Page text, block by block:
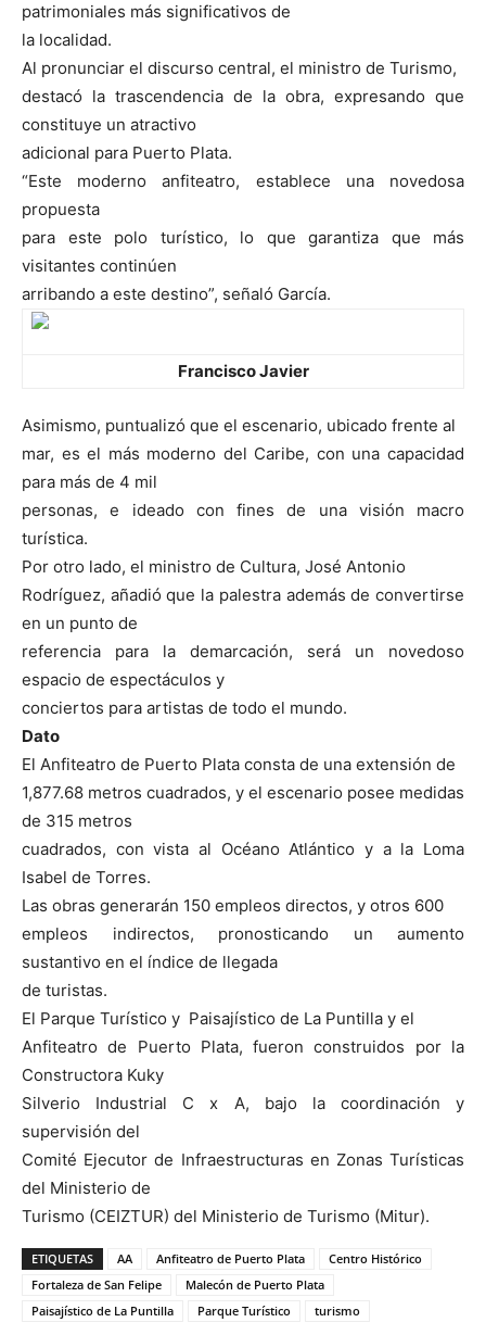
patrimoniales más significativos de
la localidad.
Al pronunciar el discurso central, el ministro de Turismo,
destacó la trascendencia de la obra, expresando que
constituye un atractivo
adicional para Puerto Plata.
“Este moderno anfiteatro, establece una novedosa
propuesta
para este polo turístico, lo que garantiza que más
visitantes continúen
arribando a este destino”, señaló García.
Francisco Javier
Asimismo, puntualizó que el escenario, ubicado frente al
mar, es el más moderno del Caribe, con una capacidad
para más de 4 mil
personas, e ideado con fines de una visión macro
turística.
Por otro lado, el ministro de Cultura, José Antonio
Rodríguez, añadió que la palestra además de convertirse
en un punto de
referencia para la demarcación, será un novedoso
espacio de espectáculos y
conciertos para artistas de todo el mundo.
Dato
El Anfiteatro de Puerto Plata consta de una extensión de
1,877.68 metros cuadrados, y el escenario posee medidas
de 315 metros
cuadrados, con vista al Océano Atlántico y a la Loma
Isabel de Torres.
Las obras generarán 150 empleos directos, y otros 600
empleos indirectos, pronosticando un aumento
sustantivo en el índice de llegada
de turistas.
El Parque Turístico y Paisajístico de La Puntilla y el
Anfiteatro de Puerto Plata, fueron construidos por la
Constructora Kuky
Silverio Industrial C x A, bajo la coordinación y
supervisión del
Comité Ejecutor de Infraestructuras en Zonas Turísticas
del Ministerio de
Turismo (CEIZTUR) del Ministerio de Turismo (Mitur).
ETIQUETAS AA Anfiteatro de Puerto Plata
Centro Histórico
Fortaleza de San Felipe
Malecón de Puerto Plata
Paisajístico de La Puntilla
Parque Turístico turismo